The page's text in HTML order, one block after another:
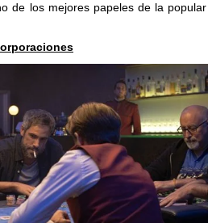
de los mejores papeles de la popular